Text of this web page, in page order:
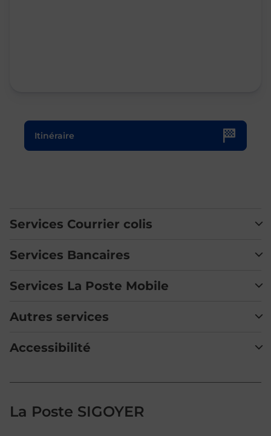
Itinéraire
Le lien s'ouvre dans un nouvel onglet
Services Courrier colis
Services Bancaires
Services La Poste Mobile
Autres services
Accessibilité
La Poste SIGOYER